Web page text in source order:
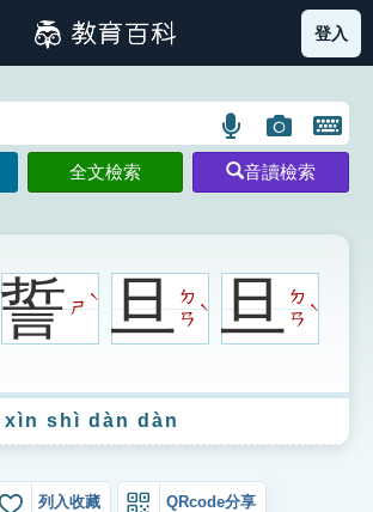
筆畫索引圖示 部首索引表圖示
登入
語
言
搜
示
圖
片
搜
示
開
鍵
圖
全文檢索 音讀檢索
誓ㄕ
ˋ 旦ㄉ
ㄢ
ˋ 旦ㄉ
ㄢ
ˋ
xìn shì dàn dàn
列入收藏 QRcode分享